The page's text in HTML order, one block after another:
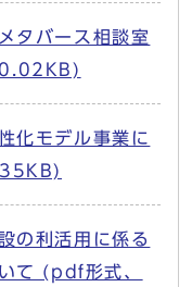
タバース相談室
化モデル事業に
の利活用に係る
て (pdf形式、